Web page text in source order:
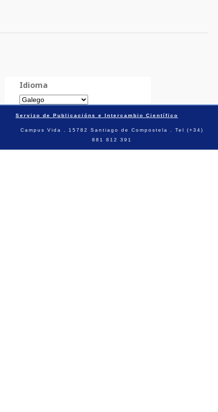
Idioma
Servizo de Publicacións e Intercambio Científico
Campus Vida . 15782 Santiago de Compostela . Tel (+34)
881 812 391